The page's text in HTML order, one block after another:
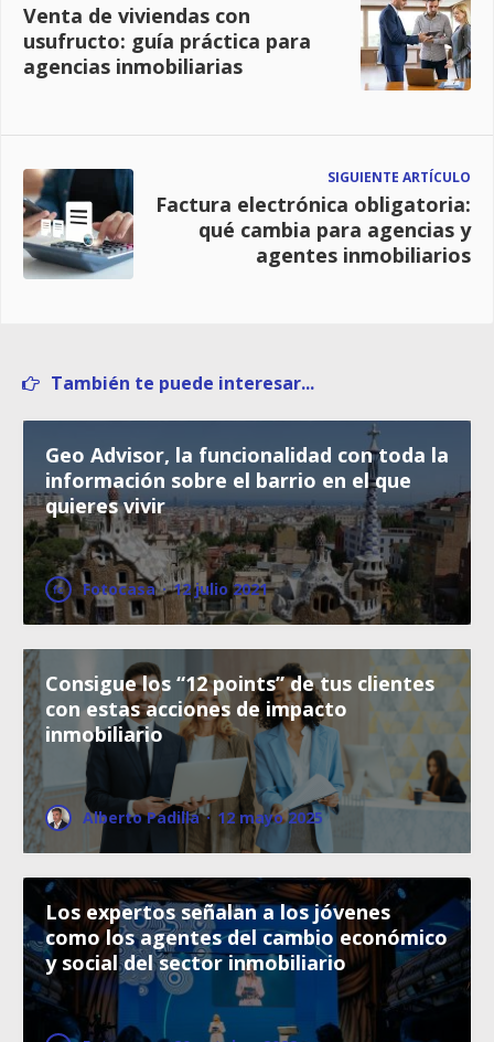
Venta de viviendas con
usufructo: guía práctica para
agencias inmobiliarias
SIGUIENTE ARTÍCULO
Factura electrónica obligatoria:
qué cambia para agencias y
agentes inmobiliarios
También te puede interesar...
Geo Advisor, la funcionalidad con toda la
información sobre el barrio en el que
quieres vivir
Fotocasa · 12 julio 2021
Consigue los “12 points” de tus clientes
con estas acciones de impacto
inmobiliario
Alberto Padilla · 12 mayo 2025
Los expertos señalan a los jóvenes
como los agentes del cambio económico
y social del sector inmobiliario